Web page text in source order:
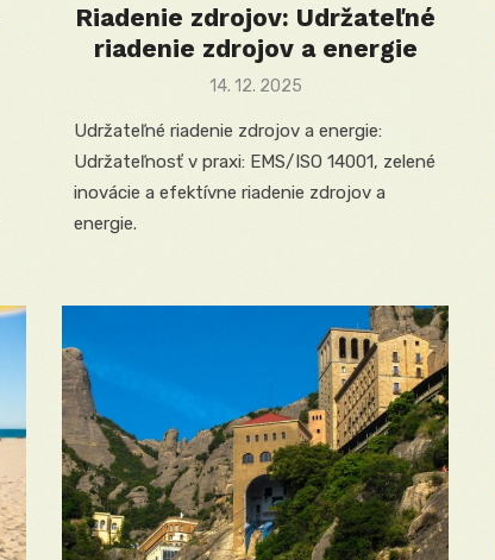
Riadenie zdrojov: Udržateľné
riadenie zdrojov a energie
Posted
14. 12. 2025
Udržateľné riadenie zdrojov a energie:
Udržateľnosť v praxi: EMS/ISO 14001, zelené
inovácie a efektívne riadenie zdrojov a
energie.